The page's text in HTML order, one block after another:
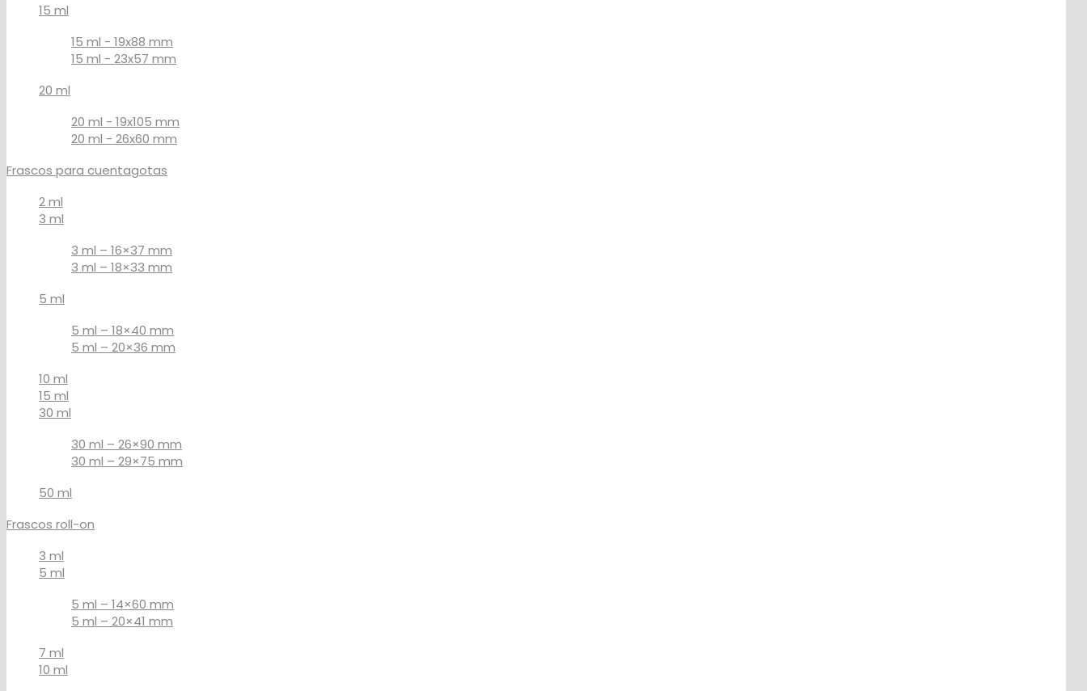
15 ml
15 ml - 19x88 mm
15 ml - 23x57 mm
20 ml
20 ml - 19x105 mm
20 ml - 26x60 mm
Frascos para cuentagotas
2 ml
3 ml
3 ml – 16×37 mm
3 ml – 18×33 mm
5 ml
5 ml – 18×40 mm
5 ml – 20×36 mm
10 ml
15 ml
30 ml
30 ml – 26×90 mm
30 ml – 29×75 mm
50 ml
Frascos roll-on
3 ml
5 ml
5 ml – 14×60 mm
5 ml – 20×41 mm
7 ml
10 ml